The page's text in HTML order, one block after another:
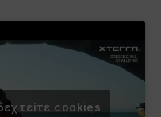
cookies